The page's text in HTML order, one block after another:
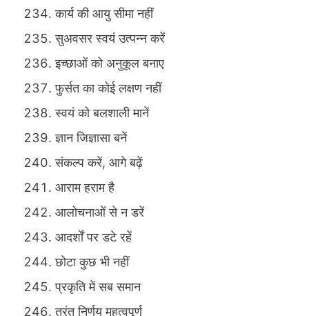
कार्य की आयु सीमा नहीं
सुअवसर स्वयं उत्पन्न करें
इच्छाओं को अनुकूल बनाए
फुर्सत का कोई लक्षण नहीं
स्वयं को बलशाली मानें
ज्ञान जिज्ञासा बनें
संकल्प करें, आगे बढ़ें
आराम हराम है
आलोचनाओं से न डरें
आदर्शों पर डटे रहें
छोटा कुछ भी नहीं
प्रकृति में सब समान
तुरंत निर्णय महत्वपूर्ण